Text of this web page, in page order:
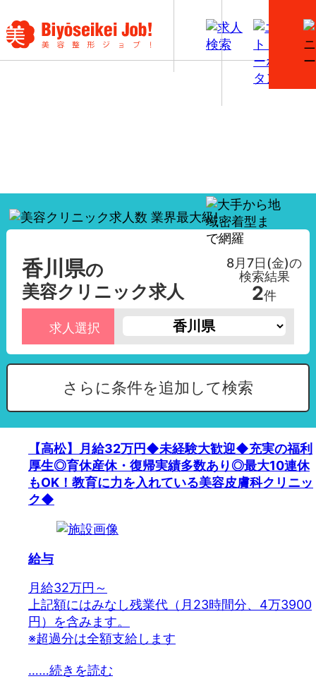
【香川県】美容外科・美容皮膚科の看護師求人一覧
香川県の
美容クリニック求人
8月7日(金)の
検索結果
2件
求人選択
さらに条件を追加して検索
【高松】月給32万円◆未経験大歓迎◆充実の福利
厚生◎育休産休・復帰実績多数あり◎最大10連休
もOK！教育に力を入れている美容皮膚科クリニッ
ク◆
給与
月給32万円～
上記額にはみなし残業代（月23時間分、4万3900
円）を含みます。
※超過分は全額支給します
……続きを読む